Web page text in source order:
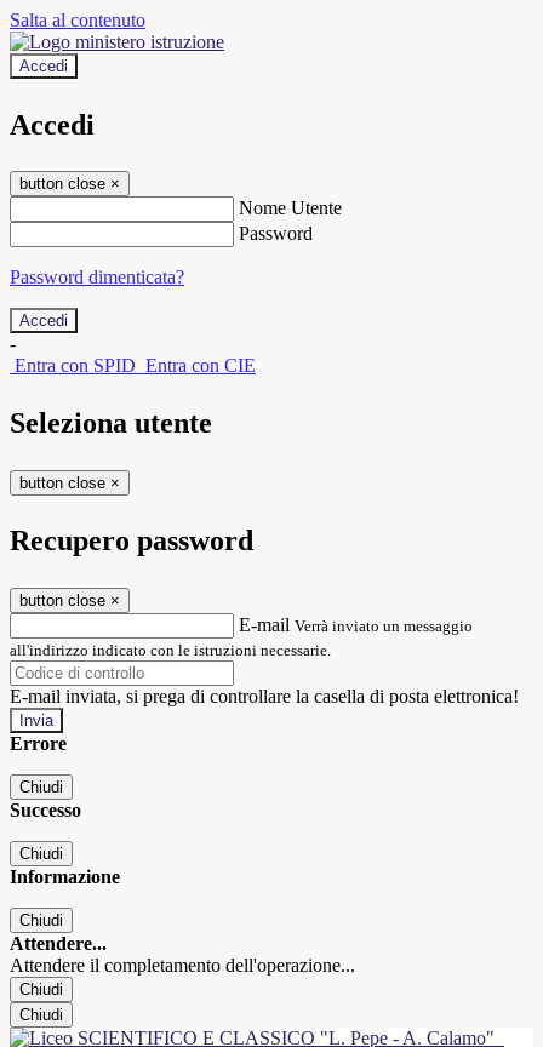
Salta al contenuto
Accedi
Accedi
button close ×
Nome Utente
Password
Password dimenticata?
-
Entra con SPID Entra con CIE
Seleziona utente
button close ×
Recupero password
button close ×
E-mail Verrà inviato un messaggio
all'indirizzo indicato con le istruzioni necessarie.
E-mail inviata, si prega di controllare la casella di posta elettronica!
Errore
Chiudi
Successo
Chiudi
Informazione
Chiudi
Attendere...
Attendere il completamento dell'operazione...
Chiudi
Chiudi